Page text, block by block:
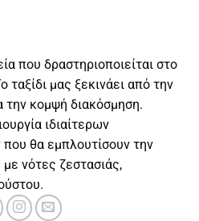
που δραστηριοποιείται στο
μας ξεκινάει από την
κομψή διακόσμηση.
ιδιαίτερων
θα εμπλουτίσουν την
νότες ζεστασιάς,